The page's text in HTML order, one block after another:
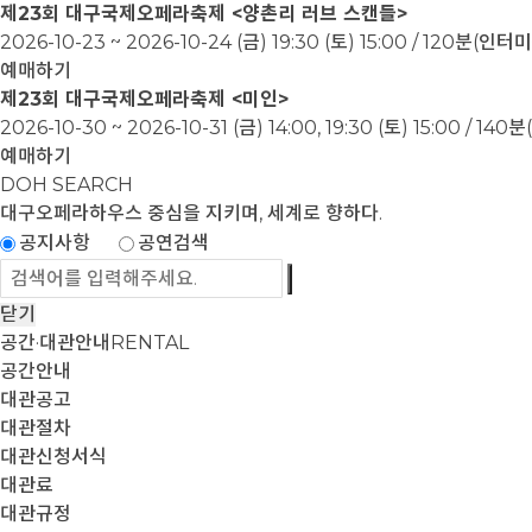
제23회 대구국제오페라축제 <양촌리 러브 스캔들>
2026-10-23 ~ 2026-10-24 (금) 19:30 (토) 15:00 / 120분(인터
예매하기
제23회 대구국제오페라축제 <미인>
2026-10-30 ~ 2026-10-31 (금) 14:00, 19:30 (토) 15:00 / 140분
예매하기
DOH SEARCH
대구오페라하우스 중심을 지키며, 세계로 향하다.
공지사항
공연검색
닫기
공간·대관안내 RENTAL
공간안내
대관공고
대관절차
대관신청서식
대관료
대관규정